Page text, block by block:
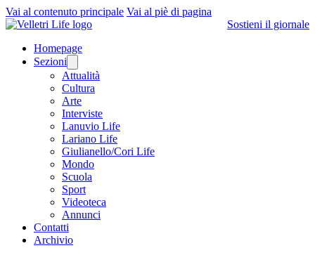
Vai al contenuto principale Vai al piè di pagina
Sostieni il giornale
Homepage
Sezioni
Attualità
Cultura
Arte
Interviste
Lanuvio Life
Lariano Life
Giulianello/Cori Life
Mondo
Scuola
Sport
Videoteca
Annunci
Contatti
Archivio